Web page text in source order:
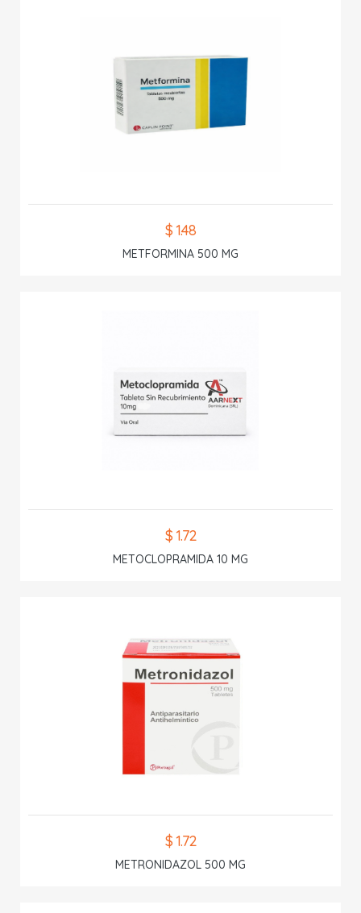
$ 1.48
METFORMINA 500 MG
$ 1.72
METOCLOPRAMIDA 10 MG
$ 1.72
METRONIDAZOL 500 MG